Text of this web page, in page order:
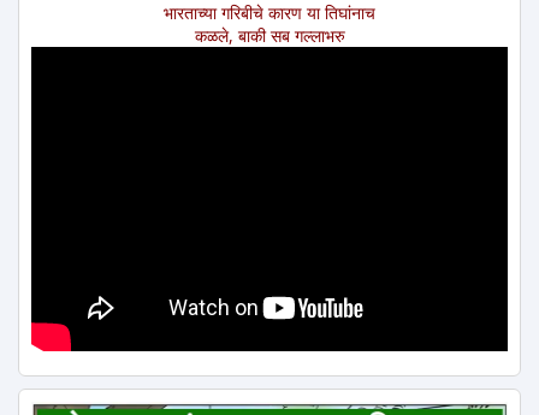
भारताच्या गरिबीचे कारण या तिघांनाच
कळले, बाकी सब गल्लाभरु